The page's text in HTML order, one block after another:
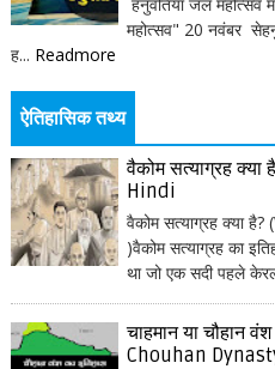
महोत्सव" 20 नवंबर
ह... Readmore
ऐतिहासिक तथ्य
वैकोम सत्याग्रह
Hindi
वैकोम सत्याग्रह क्या
)वैकोम सत्याग्रह का
था जो एक सदी पहले
चाहमान या चौहान
Chouhan